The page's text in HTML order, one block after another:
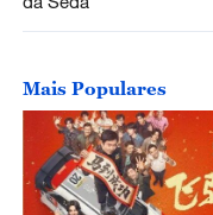
Mais Populares